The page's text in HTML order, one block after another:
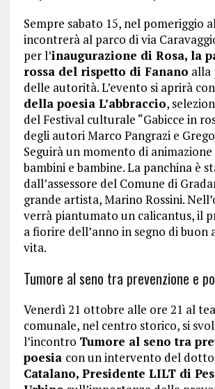
Sempre sabato 15, nel pomeriggio
incontrerà al parco di via
per l’inaugurazione di Rosa, la
rossa del rispetto di Fanano alla
delle autorità. L’evento si aprirà
della poesia L’abbraccio,
del Festival culturale “Gabicce in
degli autori Marco Pangrazi e
Seguirà un momento di
bambini e bambine. La panchina è
dall’assessore del Comune di
grande artista, Marino Rossini.
verrà piantumato un calicantus, il
a fiorire dell’anno in segno di buon
vita.
Tumore al seno tra prevenzione e
Venerdì 21 ottobre alle ore 21 al
comunale, nel centro storico, si
l’incontro Tumore al seno tra
poesia con un intervento del
Catalano, Presidente LILT di